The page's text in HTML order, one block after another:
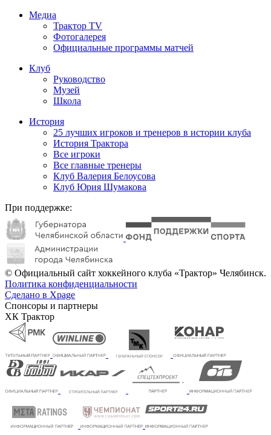
Медиа
Трактор TV
Фотогалерея
Официальные программы матчей
Клуб
Руководство
Музей
Школа
История
25 лучших игроков и тренеров в истории клуба
История Трактора
Все игроки
Все главные тренеры
Клуб Валерия Белоусова
Клуб Юрия Шумакова
При поддержке:
© Официальный сайт хоккейного клуба «Трактор» Челябинск.
Политика конфиденциальности
Сделано в Xpage
Спонсоры и партнеры
ХК Трактор